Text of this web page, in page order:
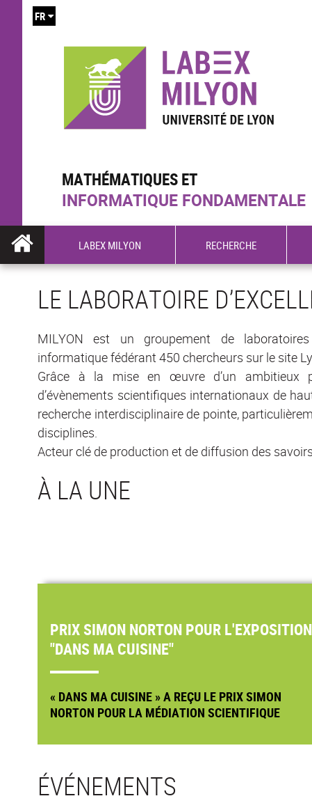
MATHÉMATIQUES ET
INFORMATIQUE FONDAMENTALE
FR
LABEX MILYON RECHERCHE
LE LABORATOIRE
MILYON est un groupement de
informatique fédérant 450 chercheurs sur le site
Grâce à la mise en œuvre d’un ambitieux
d’évènements scientifiques internationaux de
recherche interdisciplinaire de pointe,
disciplines.
Acteur clé de production et de diffusion des
PRIX SIMON NORTON POUR L'EXPOSITION
"DANS MA CUISINE"
« DANS MA CUISINE » A REÇU LE PRIX SIMON
NORTON POUR LA MÉDIATION SCIENTIFIQUE
ÉVÉNEMENTS